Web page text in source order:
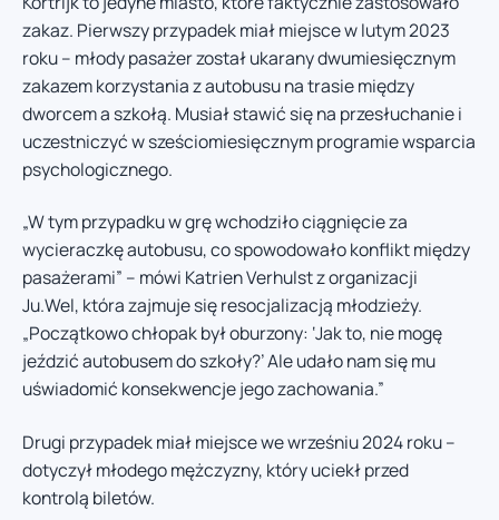
zakaz. Pierwszy przypadek miał miejsce w lutym 2023
roku – młody pasażer został ukarany dwumiesięcznym
zakazem korzystania z autobusu na trasie między
dworcem a szkołą. Musiał stawić się na przesłuchanie i
uczestniczyć w sześciomiesięcznym programie wsparcia
psychologicznego.
„W tym przypadku w grę wchodziło ciągnięcie za
wycieraczkę autobusu, co spowodowało konflikt między
pasażerami” – mówi Katrien Verhulst z organizacji
Ju.Wel, która zajmuje się resocjalizacją młodzieży.
„Początkowo chłopak był oburzony: ‘Jak to, nie mogę
jeździć autobusem do szkoły?’ Ale udało nam się mu
uświadomić konsekwencje jego zachowania.”
Drugi przypadek miał miejsce we wrześniu 2024 roku –
dotyczył młodego mężczyzny, który uciekł przed
kontrolą biletów.